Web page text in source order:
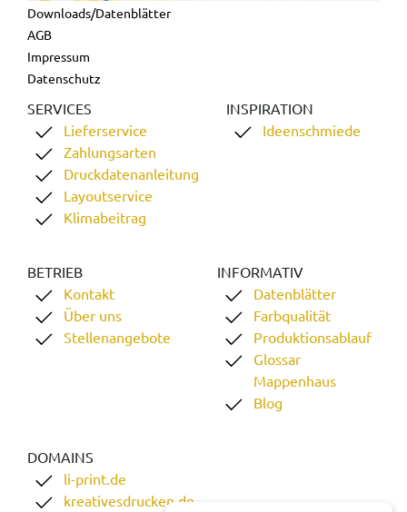
Downloads/Datenblätter
AGB
Impressum
Datenschutz
SERVICES
Lieferservice
Zahlungsarten
Druckdatenanleitung
Layoutservice
Klimabeitrag
INSPIRATION
Ideenschmiede
BETRIEB
Kontakt
Über uns
Stellenangebote
INFORMATIV
Datenblätter
Farbqualität
Produktionsablauf
Glossar
Mappenhaus
Blog
DOMAINS
li-print.de
kreativesdrucken.de